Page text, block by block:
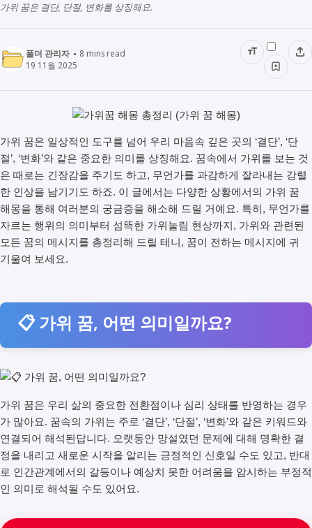
가위 꿈은 결단, 단절, 변화를 상징해요.
폴더 관리자 8 mins read
19 11월 2025
가위 꿈은 일상적인 도구를 넘어 우리 마음속 깊은 곳의 ‘결단’, ‘단
절’, ‘변화’와 같은 중요한 의미를 상징해요. 꿈속에서 가위를 보는 것
은 때로는 긴장감을 주기도 하고, 무언가를 과감하게 잘라내는 강렬
한 인상을 남기기도 하죠. 이 글에서는 다양한 상황에서의 가위 꿈
해몽을 통해 여러분의 궁금증을 해소해 드릴 거예요. 특히, 무언가를
자르는 행위의 의미부터 섬뜩한 가위눌림 현상까지, 가위와 관련된
모든 꿈의 메시지를 총정리해 드릴 테니, 꿈이 전하는 메시지에 귀
기울여 보세요.
📋 가위 꿈, 어떤 의미일까요?
가위 꿈은 우리 삶의 중요한 전환점이나 심리 상태를 반영하는 경우
가 많아요. 꿈속의 가위는 주로 ‘결단’, ‘단절’, ‘변화’와 같은 키워드와
연결되어 해석된답니다. 오랫동안 망설였던 문제에 대해 명확한 결
정을 내리고 새로운 시작을 알리는 긍정적인 신호일 수도 있고, 반대
로 인간관계에서의 갈등이나 예상치 못한 어려움을 암시하는 부정적
인 의미로 해석될 수도 있어요.